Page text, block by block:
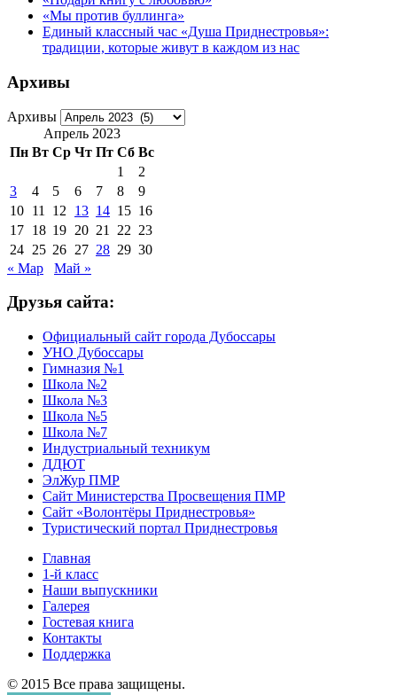
«Мы против буллинга»
Единый классный час «Душа Приднестровья»:
традиции, которые живут в каждом из нас
Архивы
Архивы
Апрель 2023
Пн Вт Ср Чт Пт Сб Вс
1
2
3
4 5 6 7 8
9
10 11 12 13 14 15 16
17 18 19 20 21 22 23
24 25 26 27 28 29 30
« Мар
Май »
Друзья сайта:
Официальный сайт города Дубоссары
УНО Дубоссары
Гимназия №1
Школа №2
Школа №3
Школа №5
Школа №7
Индустриальный техникум
ДДЮТ
ЭлЖур ПМР
Сайт Министерства Просвещения ПМР
Сайт «Волонтёры Приднестровья»
Туристический портал Приднестровья
Главная
1-й класс
Наши выпускники
Галерея
Гостевая книга
Контакты
Поддержка
© 2015 Все права защищены.